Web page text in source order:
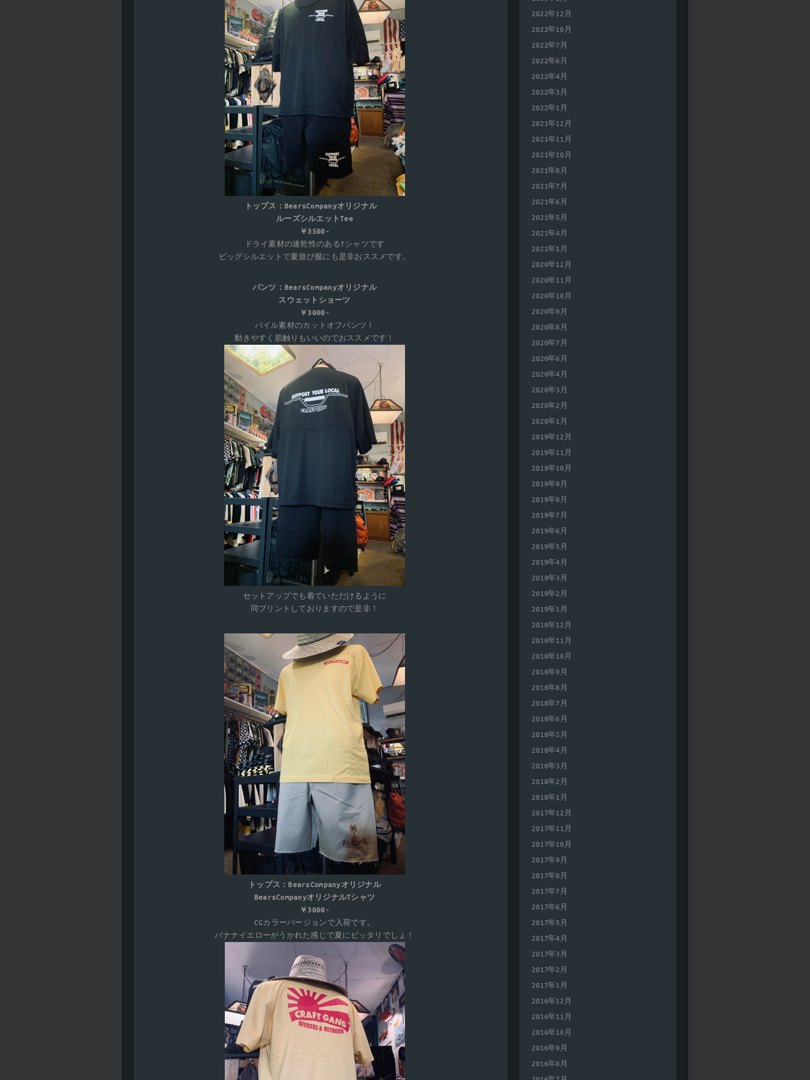
トップス：BearsCompanyオリジナル
ルーズシルエットTee
￥3500-
ドライ素材の速乾性のあるTシャツです
ビッグシルエットで夏遊び服にも是非おススメです。
パンツ：BearsCompanyオリジナル
スウェットショーツ
￥3000-
パイル素材のカットオフパンツ！
動きやすく肌触りもいいのでおススメです！
セットアップでも着ていただけるように
同プリントしておりますので是非！
トップス：BearsCompanyオリジナル
BearsCompanyオリジナルTシャツ
￥3000-
CGカラーバージョンで入荷です。
バナナイエローがうかれた感じで夏にピッタリでしょ！
2022年12月
2022年10月
2022年7月
2022年6月
2022年4月
2022年3月
2022年1月
2021年12月
2021年11月
2021年10月
2021年8月
2021年7月
2021年6月
2021年5月
2021年4月
2021年1月
2020年12月
2020年11月
2020年10月
2020年9月
2020年8月
2020年7月
2020年6月
2020年4月
2020年3月
2020年2月
2020年1月
2019年12月
2019年11月
2019年10月
2019年9月
2019年8月
2019年7月
2019年6月
2019年5月
2019年4月
2019年3月
2019年2月
2019年1月
2018年12月
2018年11月
2018年10月
2018年9月
2018年8月
2018年7月
2018年6月
2018年5月
2018年4月
2018年3月
2018年2月
2018年1月
2017年12月
2017年11月
2017年10月
2017年9月
2017年8月
2017年7月
2017年6月
2017年5月
2017年4月
2017年3月
2017年2月
2017年1月
2016年12月
2016年11月
2016年10月
2016年9月
2016年8月